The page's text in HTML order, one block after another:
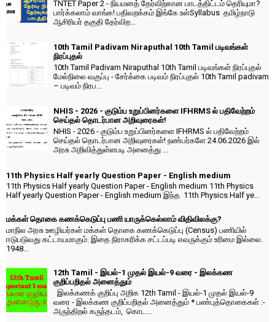
TNTET Paper 2 - நியமனத் தேர்விற்கான பாடத்திட்டம் தெரியுமா?
பார்க்கலாம் வாங்க! பதிவறக்கம் இங்கே உள்Syllabus தமிழ்நாடு
ஆசிரியர் தகுதி தேர்விற...
10th Tamil Padivam Niraputhal 10th Tamil படிவங்கள்
நிரப்புதல்
10th Tamil Padivam Niraputhal 10th Tamil படிவங்கள் நிரப்புதல்
மேல்நிலை வகுப்பு - சேர்க்கை படிவம் நிரப்புதல் 10th Tamil padivam
– படிவம் நிரப...
NHIS - 2026 - குடும்ப உறுப்பினர்களை IFHRMS ல் பதிவேற்றம்
செய்தல் தொடர்பான அறிவுரைகள்!
NHIS - 2026 - குடும்ப உறுப்பினர்களை IFHRMS ல் பதிவேற்றம்
செய்தல் தொடர்பான அறிவுரைகள்! நண்பர்களே 24.06.2026 இல்
அரசு அறிவித்துள்ளபடி அனைத்து ...
11th Physics Half yearly Question Paper - English medium
11th Physics Half yearly Question Paper - English medium 11th Physics
Half yearly Question Paper - English medium இந்த 11th Physics Half ye...
மக்கள் தொகை கணக்கெடுப்பு பணி யாருக்கெல்லாம் விதிவிலக்கு?
மாநில அரசு ஊழியர்கள் மக்கள் தொகை கணக்கெடுப்பு (Census) பணியில்
ஈடுபடுவது கட்டாயமாகும். இதை நிராகரிக்க சட்டப்படி எவருக்கும் உரிமை இல்லை.
1948...
12th Tamil - இயல்-1 முதல் இயல்-9 வரை - இலக்கண
குறிப்பறிதல் அனைத்தும்
இலக்கணக் குறிப்பு அறிக 12th Tamil - இயல்-1 முதல் இயல்-9
வரை - இலக்கண குறிப்பறிதல் அனைத்தும் * பண்புத்தொகைகள் :-
அருந்திறல் கருந்தடம், கொட...